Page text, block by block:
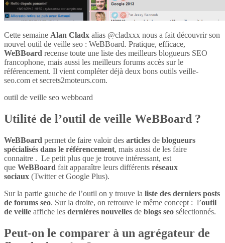
Cette semaine Alan Cladx alias @cladxxx nous a fait découvrir son
nouvel outil de veille seo : WeBBoard. Pratique, efficace,
WeBBoard recense toute une liste des meilleurs blogueurs SEO
francophone, mais aussi les meilleurs forums accès sur le
référencement. Il vient compléter déjà deux bons outils veille-
seo.com et secrets2moteurs.com.
outil de veille seo webboard
Utilité de l’outil de veille WeBBoard ?
WeBBoard permet de faire valoir des articles de blogueurs
spécialisés dans le référencement, mais aussi de les faire
connaitre . Le petit plus que je trouve intéressant, est
que WeBBoard fait apparaître leurs différents réseaux
sociaux (Twitter et Google Plus).
Sur la partie gauche de l’outil on y trouve la liste des derniers posts
de forums seo. Sur la droite, on retrouve le même concept : l’outil
de veille affiche les dernières nouvelles de blogs seo sélectionnés.
Peut-on le comparer à un agrégateur de